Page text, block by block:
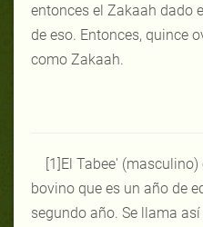
entonces el Zakaah dado
de eso. Entonces, quince
como Zakaah.
[1]El Tabee'
bovino que es un año de
segundo año. Se llama